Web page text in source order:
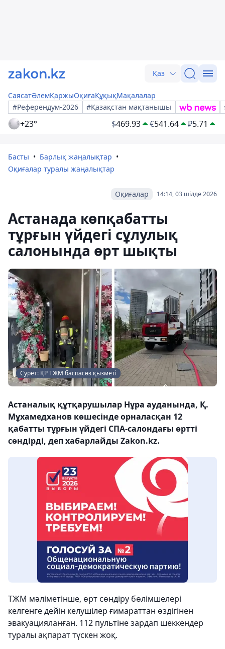
Қаз
СаясатӘлемҚаржыОқиғаҚұқықМақалалар
#Референдум-2026
#Қазақстан мақтанышы
+23° $469.93 €541.64 ₽5.71
Басты
Барлық жаңалықтар
Оқиғалар туралы жаңалықтар
14:14, 03 шілде 2026
Оқиғалар
Астанада көпқабатты
тұрғын үйдегі сұлулық
салонында өрт шықты
Сурет: ҚР ТЖМ баспасөз қызметі
Астаналық құтқарушылар Нұра ауданында, Қ.
Мұхамедханов көшесінде орналасқан 12
қабатты тұрғын үйдегі СПА-салондағы өртті
сөндірді, деп хабарлайды Zakon.kz.
ТЖМ мәліметінше, өрт сөндіру бөлімшелері
келгенге дейін келушілер ғимараттан өздігінен
эвакуацияланған. 112 пультіне зардап шеккендер
туралы ақпарат түскен жоқ.